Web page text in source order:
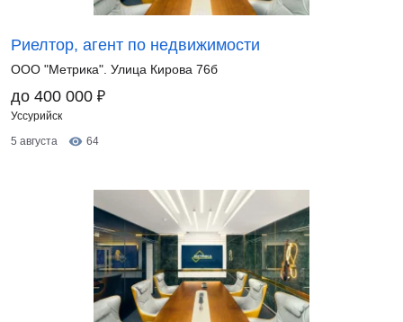
Риелтор, агент по недвижимости
ООО "Метрика". Улица Кирова 76б
до 400 000 ₽
Уссурийск
5 августа
64